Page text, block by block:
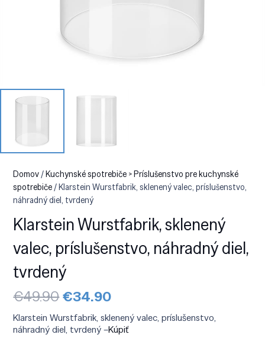
Domov/Kuchynské spotrebiče > Príslušenstvo pre kuchynské
spotrebiče/ Klarstein Wurstfabrik, sklenený valec, príslušenstvo,
náhradný diel, tvrdený
Klarstein Wurstfabrik, sklenený
valec, príslušenstvo, náhradný diel,
tvrdený
€49.90Pôvodná
cena
bola:
€49.90.
€34.90Aktuálna
je:
€34.90.
Klarstein Wurstfabrik, sklenený valec, príslušenstvo,
náhradný diel, tvrdený –Kúpiť